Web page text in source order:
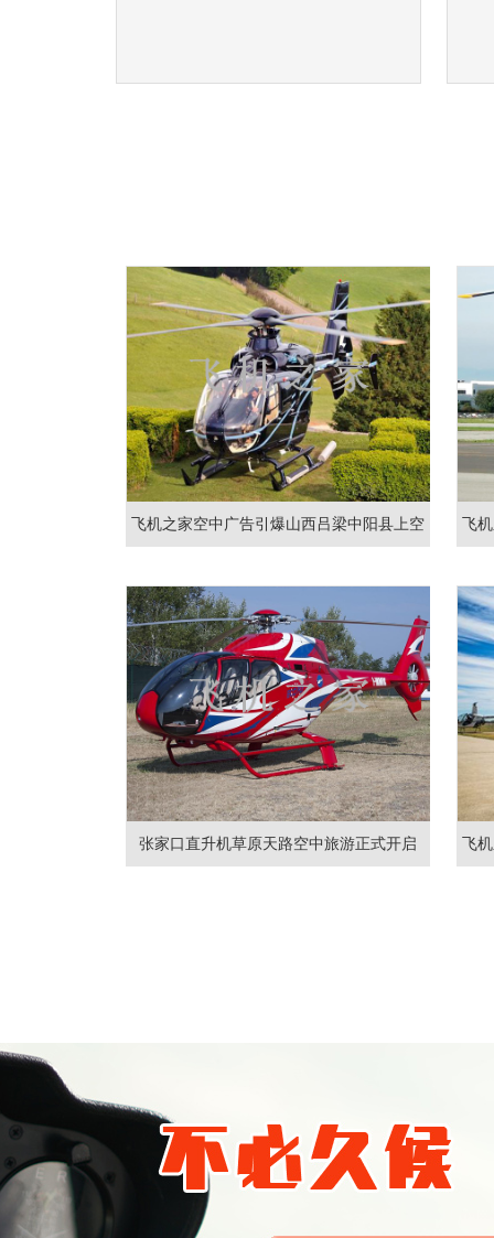
飞机之家空中广告引爆山西吕梁中阳县上空 飞
张家口直升机草原天路空中旅游正式开启 飞